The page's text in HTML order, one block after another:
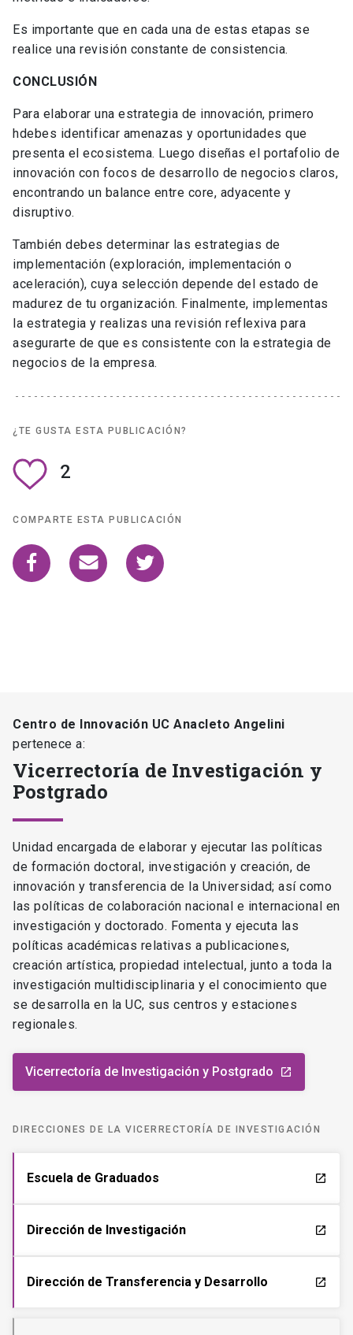
Es importante que en cada una de estas etapas se
realice una revisión constante de consistencia.
CONCLUSIÓN
Para elaborar una estrategia de innovación, primero
hdebes identificar amenazas y oportunidades que
presenta el ecosistema. Luego diseñas el portafolio de
innovación con focos de desarrollo de negocios claros,
encontrando un balance entre core, adyacente y
disruptivo.
También debes determinar las estrategias de
implementación (exploración, implementación o
aceleración), cuya selección depende del estado de
madurez de tu organización. Finalmente, implementas
la estrategia y realizas una revisión reflexiva para
asegurarte de que es consistente con la estrategia de
negocios de la empresa.
¿TE GUSTA ESTA PUBLICACIÓN?
2
COMPARTE ESTA PUBLICACIÓN
Centro de Innovación UC Anacleto Angelini
pertenece a:
Vicerrectoría de Investigación y
Postgrado
Unidad encargada de elaborar y ejecutar las políticas
de formación doctoral, investigación y creación, de
innovación y transferencia de la Universidad; así como
las políticas de colaboración nacional e internacional en
investigación y doctorado. Fomenta y ejecuta las
políticas académicas relativas a publicaciones,
creación artística, propiedad intelectual, junto a toda la
investigación multidisciplinaria y el conocimiento que
se desarrolla en la UC, sus centros y estaciones
regionales.
Vicerrectoría de Investigación y Postgrado launch
DIRECCIONES DE LA VICERRECTORÍA DE INVESTIGACIÓN
Escuela de Graduados launch
Dirección de Investigación launch
Dirección de Transferencia y Desarrollo launch